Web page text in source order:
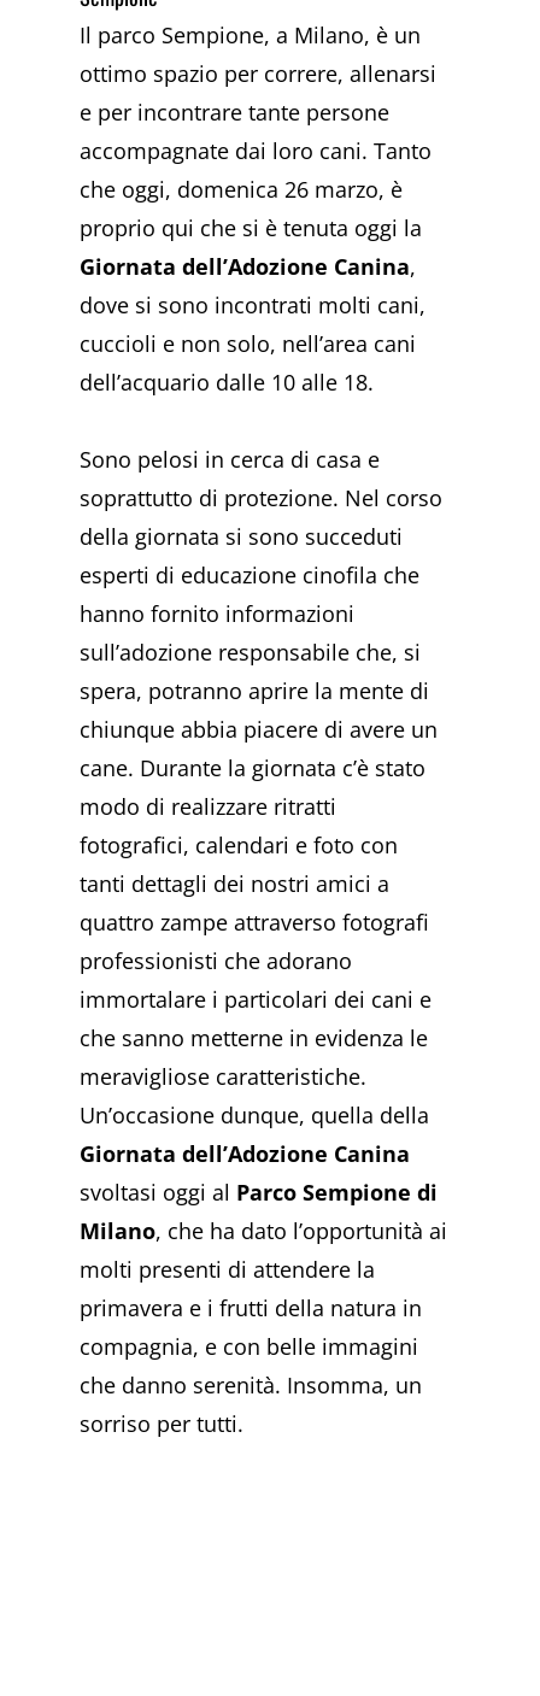
Il parco Sempione, a Milano, è un
ottimo spazio per correre, allenarsi
e per incontrare tante persone
accompagnate dai loro cani. Tanto
che oggi, domenica 26 marzo, è
proprio qui che si è tenuta oggi la
Giornata dell’Adozione Canina,
dove si sono incontrati molti cani,
cuccioli e non solo, nell’area cani
dell’acquario dalle 10 alle 18.
Sono pelosi in cerca di casa e
soprattutto di protezione. Nel corso
della giornata si sono succeduti
esperti di educazione cinofila che
hanno fornito informazioni
sull’adozione responsabile che, si
spera, potranno aprire la mente di
chiunque abbia piacere di avere un
cane. Durante la giornata c’è stato
modo di realizzare ritratti
fotografici, calendari e foto con
tanti dettagli dei nostri amici a
quattro zampe attraverso fotografi
professionisti che adorano
immortalare i particolari dei cani e
che sanno metterne in evidenza le
meravigliose caratteristiche.
Un’occasione dunque, quella della
Giornata dell’Adozione Canina
svoltasi oggi al Parco Sempione di
Milano, che ha dato l’opportunità ai
molti presenti di attendere la
primavera e i frutti della natura in
compagnia, e con belle immagini
che danno serenità. Insomma, un
sorriso per tutti.